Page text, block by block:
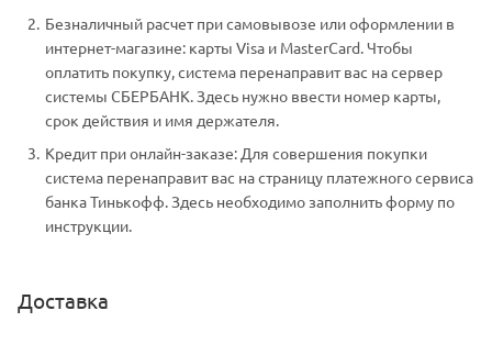
Безналичный расчет при самовывозе или оформлении в
интернет-магазине: карты Visa и MasterCard. Чтобы
оплатить покупку, система перенаправит вас на сервер
системы СБЕРБАНК. Здесь нужно ввести номер карты,
срок действия и имя держателя.
Кредит при онлайн-заказе: Для совершения покупки
система перенаправит вас на страницу платежного сервиса
банка Тинькофф. Здесь необходимо заполнить форму по
инструкции.
Доставка